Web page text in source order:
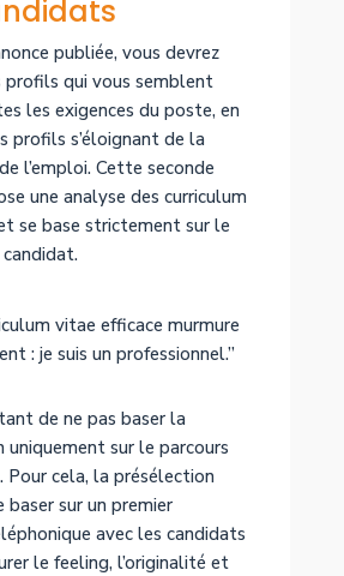
publiée, vous devrez
profils qui vous semblent
les exigences du poste, en
profils s’éloignant de la
l’emploi. Cette seconde
une analyse des curriculum
se base strictement sur le
vitae efficace murmure
: je suis un professionnel.”
de ne pas baser la
uniquement sur le parcours
Pour cela, la présélection
baser sur un premier
avec les candidats
le feeling, l’originalité et